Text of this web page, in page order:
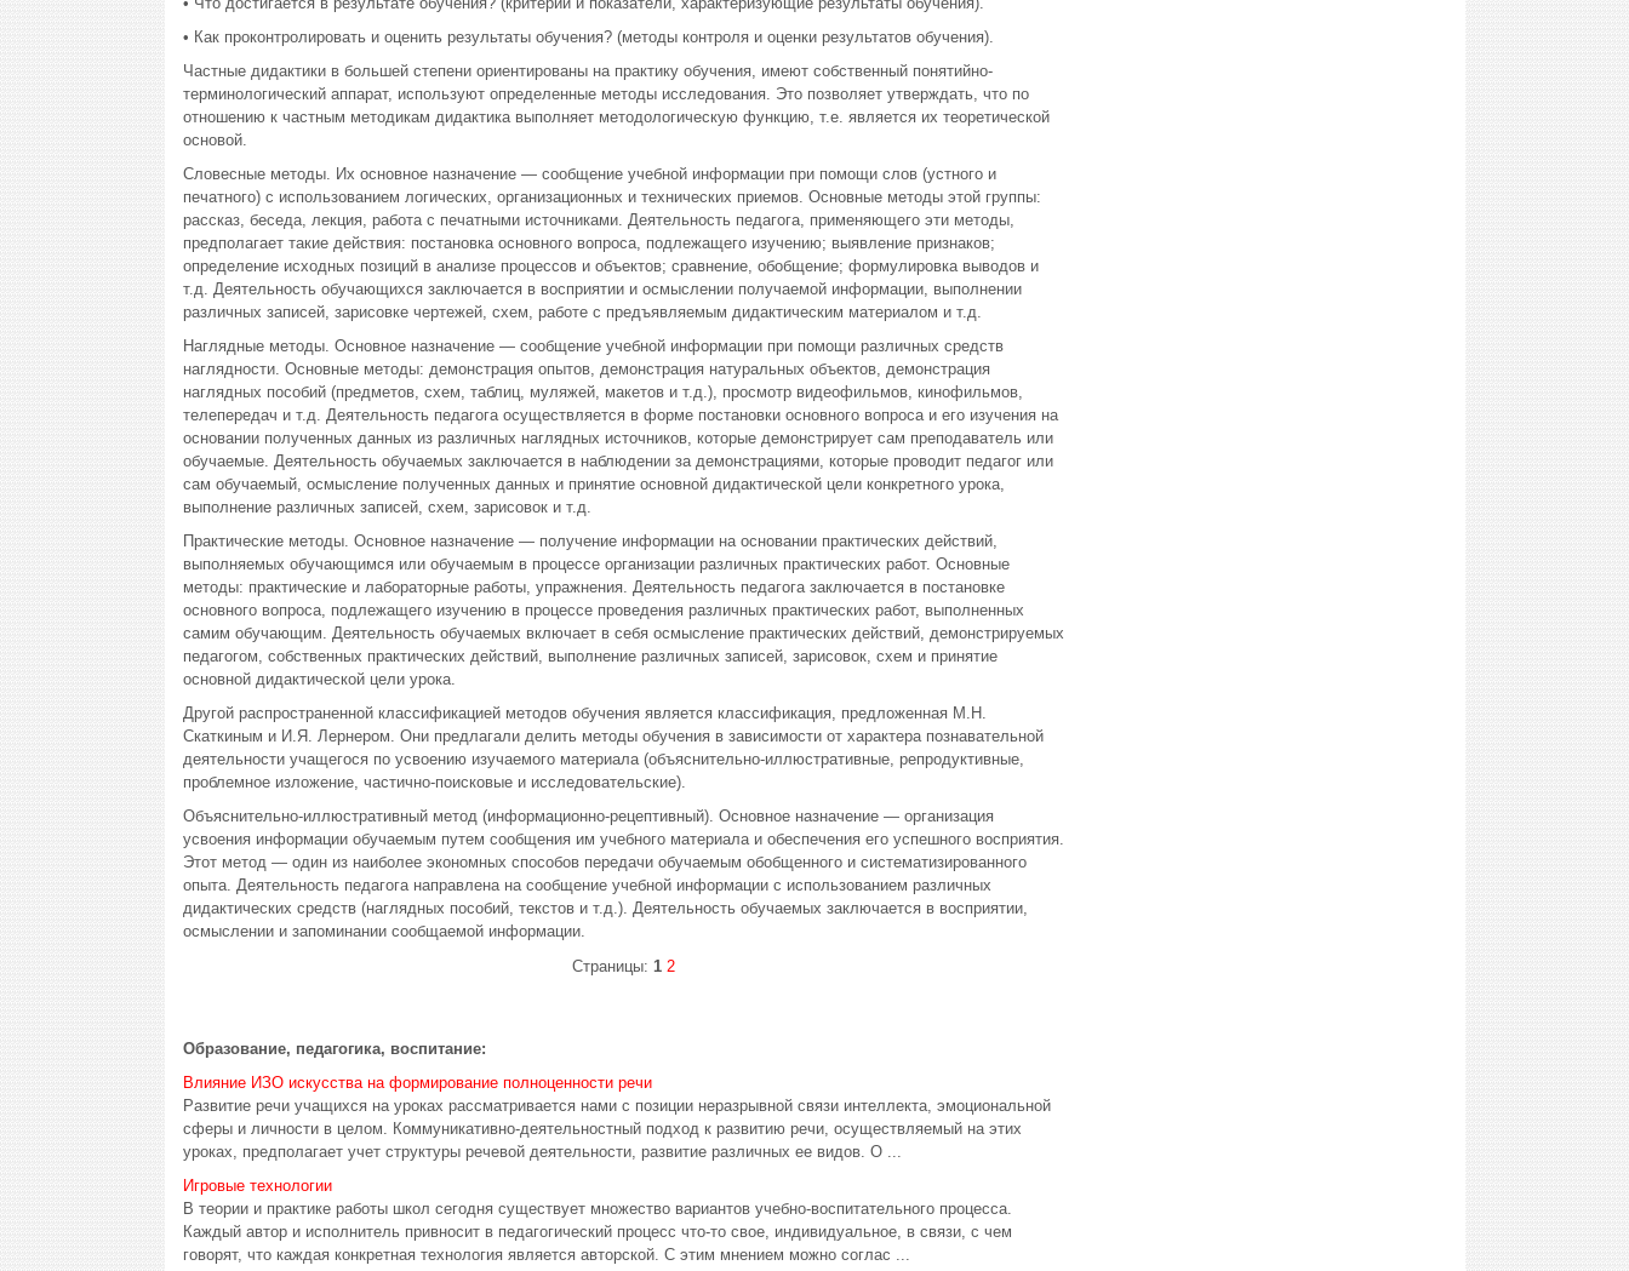
• Как проконтролировать и оценить результаты обучения? (методы контроля и оценки результатов обучения).
Частные дидактики в большей степени ориентированы на практику обучения, имеют собственный понятийно-
терминологический аппарат, используют определенные методы исследования. Это позволяет утверждать, что по
отношению к частным методикам дидактика выполняет методологическую функцию, т.е. является их теоретической
основой.
Словесные методы. Их основное назначение — сообщение учебной информации при помощи слов (устного и
печатного) с использованием логических, организационных и технических приемов. Основные методы этой группы:
рассказ, беседа, лекция, работа с печатными источниками. Деятельность педагога, применяющего эти методы,
предполагает такие действия: постановка основного вопроса, подлежащего изучению; выявление признаков;
определение исходных позиций в анализе процессов и объектов; сравнение, обобщение; формулировка выводов и
т.д. Деятельность обучающихся заключается в восприятии и осмыслении получаемой информации, выполнении
различных записей, зарисовке чертежей, схем, работе с предъявляемым дидактическим материалом и т.д.
Наглядные методы. Основное назначение — сообщение учебной информации при помощи различных средств
наглядности. Основные методы: демонстрация опытов, демонстрация натуральных объектов, демонстрация
наглядных пособий (предметов, схем, таблиц, муляжей, макетов и т.д.), просмотр видеофильмов, кинофильмов,
телепередач и т.д. Деятельность педагога осуществляется в форме постановки основного вопроса и его изучения на
основании полученных данных из различных наглядных источников, которые демонстрирует сам преподаватель или
обучаемые. Деятельность обучаемых заключается в наблюдении за демонстрациями, которые проводит педагог или
сам обучаемый, осмысление полученных данных и принятие основной дидактической цели конкретного урока,
выполнение различных записей, схем, зарисовок и т.д.
Практические методы. Основное назначение — получение информации на основании практических действий,
выполняемых обучающимся или обучаемым в процессе организации различных практических работ. Основные
методы: практические и лабораторные работы, упражнения. Деятельность педагога заключается в постановке
основного вопроса, подлежащего изучению в процессе проведения различных практических работ, выполненных
самим обучающим. Деятельность обучаемых включает в себя осмысление практических действий, демонстрируемых
педагогом, собственных практических действий, выполнение различных записей, зарисовок, схем и принятие
основной дидактической цели урока.
Другой распространенной классификацией методов обучения является классификация, предложенная М.Н.
Скаткиным и И.Я. Лернером. Они предлагали делить методы обучения в зависимости от характера познавательной
деятельности учащегося по усвоению изучаемого материала (объяснительно-иллюстративные, репродуктивные,
проблемное изложение, частично-поисковые и исследовательские).
Объяснительно-иллюстративный метод (информационно-рецептивный). Основное назначение — организация
усвоения информации обучаемым путем сообщения им учебного материала и обеспечения его успешного восприятия.
Этот метод — один из наиболее экономных способов передачи обучаемым обобщенного и систематизированного
опыта. Деятельность педагога направлена на сообщение учебной информации с использованием различных
дидактических средств (наглядных пособий, текстов и т.д.). Деятельность обучаемых заключается в восприятии,
осмыслении и запоминании сообщаемой информации.
Страницы: 1 2
Образование, педагогика, воспитание:
Влияние ИЗО искусства на формирование полноценности речи
Развитие речи учащихся на уроках рассматривается нами с позиции неразрывной связи интеллекта, эмоциональной
сферы и личности в целом. Коммуникативно-деятельностный подход к развитию речи, осуществляемый на этих
уроках, предполагает учет структуры речевой деятельности, развитие различных ее видов. О ...
Игровые технологии
В теории и практике работы школ сегодня существует множество вариантов учебно-воспитательного процесса.
Каждый автор и исполнитель привносит в педагогический процесс что-то свое, индивидуальное, в связи, с чем
говорят, что каждая конкретная технология является авторской. С этим мнением можно соглас ...